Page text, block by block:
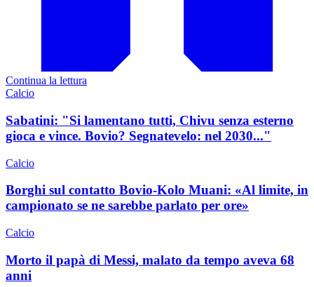
Continua la lettura
Calcio
Sabatini: "Si lamentano tutti, Chivu senza esterno
gioca e vince. Bovio? Segnatevelo: nel 2030..."
Calcio
Borghi sul contatto Bovio-Kolo Muani: «Al limite, in
campionato se ne sarebbe parlato per ore»
Calcio
Morto il papà di Messi, malato da tempo aveva 68
anni